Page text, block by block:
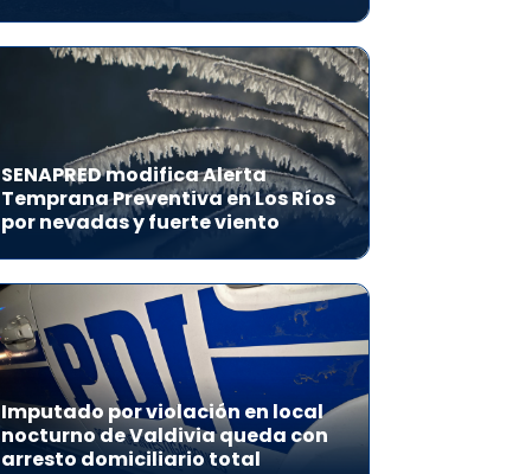
SENAPRED modifica Alerta
Temprana Preventiva en Los Ríos
por nevadas y fuerte viento
Imputado por violación en local
nocturno de Valdivia queda con
arresto domiciliario total